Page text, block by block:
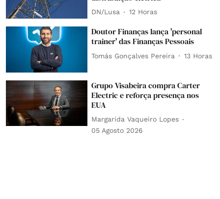
DN/Lusa 12 Horas
Doutor Finanças lança 'personal
trainer' das Finanças Pessoais
Tomás Gonçalves Pereira 13 Horas
Grupo Visabeira compra Carter
Electric e reforça presença nos
EUA
Margarida Vaqueiro Lopes
05 Agosto 2026